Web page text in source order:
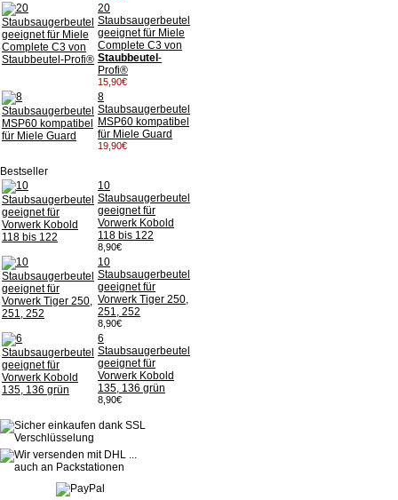
20
Staubsaugerbeutel
geeignet für Miele
Complete C3 von
Staubbeutel -
Profi®
15,90€
8
Staubsaugerbeutel
MSP60 kompatibel
für Miele Guard
19,90€
Bestseller
10
Staubsaugerbeutel
geeignet für
Vorwerk Kobold
118 bis 122
8,90€
10
Staubsaugerbeutel
geeignet für
Vorwerk Tiger 250,
251, 252
8,90€
6
Staubsaugerbeutel
geeignet für
Vorwerk Kobold
135, 136 grün
8,90€